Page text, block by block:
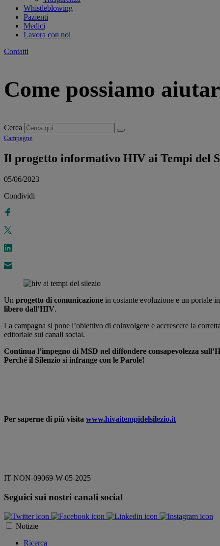
Whistleblowing
Pazienti
Medici
Lavora con noi
Contatti
Come possiamo
Cerca
Campagne
Il progetto informativo HIV ai Tempi del
05/06/2023
Condividi
Un progetto di comunicazione in costante evoluzione e un portale
libero dall’HIV.
La campagna si pone l’obiettivo di coinvolgere e accrescere la
editoriale sui canali social.
Continua l’impegno di MSD nel diffondere consapevolezza
Perché il Silenzio si infrange con le Parole!
Per saperne di più visita www.hivaitempidelsilezio.it
IT-NON-09069-W-05-2025
Seguici sui nostri canali social
Notizie
Ricerca